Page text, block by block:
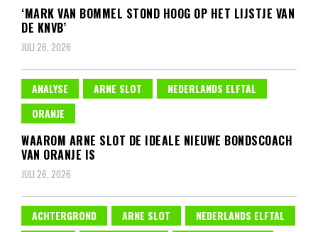
‘MARK VAN BOMMEL STOND HOOG OP HET LIJSTJE VAN
DE KNVB’
JULI 26, 2026
ANALYSE ARNE SLOT
NEDERLANDS ELFTAL
ORANJE
WAAROM ARNE SLOT DE IDEALE NIEUWE BONDSCOACH
VAN ORANJE IS
JULI 26, 2026
ACHTERGROND ARNE SLOT
NEDERLANDS ELFTAL